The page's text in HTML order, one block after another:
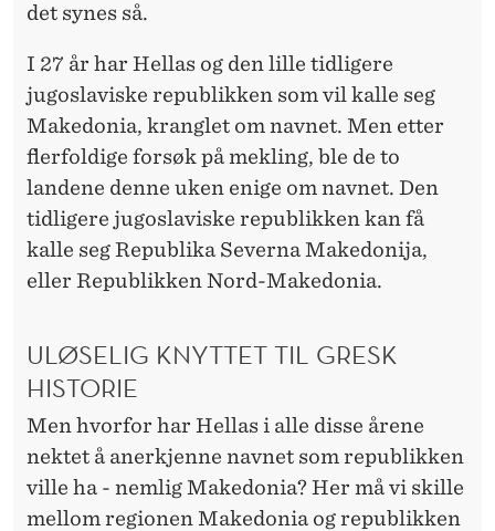
det synes så.
I 27 år har Hellas og den lille tidligere
jugoslaviske republikken som vil kalle seg
Makedonia, kranglet om navnet. Men etter
flerfoldige forsøk på mekling, ble de to
landene denne uken enige om navnet. Den
tidligere jugoslaviske republikken kan få
kalle seg Republika Severna Makedonija,
eller Republikken Nord-Makedonia.
ULØSELIG KNYTTET TIL GRESK
HISTORIE
Men hvorfor har Hellas i alle disse årene
nektet å anerkjenne navnet som republikken
ville ha - nemlig Makedonia? Her må vi skille
mellom regionen Makedonia og republikken